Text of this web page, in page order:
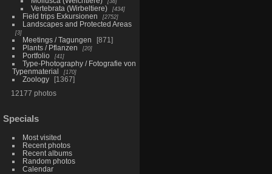
Vertebrata (Wirbeltiere) 434
Field trips Exkursionen 2752
Landscapes and Protected Areas
3
Meetings / Tagungen
871
Plants / Pflanzen
20
Portfolio 41
Type-Photography / Fotografie von
Typenmaterial
170
Zoology
1367
12177 photos
Specials
Most visited
Recent photos
Recent albums
Random photos
Calendar